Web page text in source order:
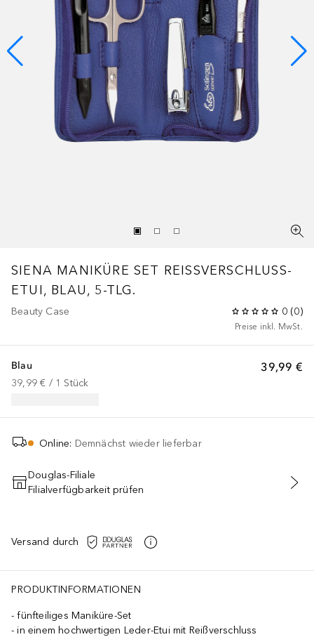
SIENA MANIKÜRE SET REISSVERSCHLUSS-E
TUI, BLAU, 5-TLG.
Beauty Case 0 (0)
Preise inkl. MwSt.
39,99 €
Blau
39,99 € / 1 Stück
Online: Demnächst wieder lieferbar
Douglas-Filiale
Filialverfügbarkeit prüfen
Versand durch
PRODUKTINFORMATIONEN
fünfteiliges Maniküre-Set
in einem hochwertigen Leder-Etui mit Reißverschluss